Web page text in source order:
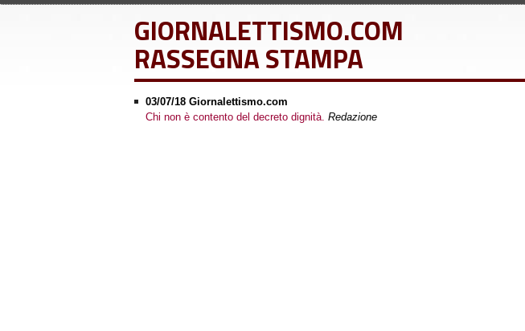
GIORNALETTISMO.COM
RASSEGNA STAMPA
03/07/18 Giornalettismo.com
Chi non è contento del decreto dignità. Redazione